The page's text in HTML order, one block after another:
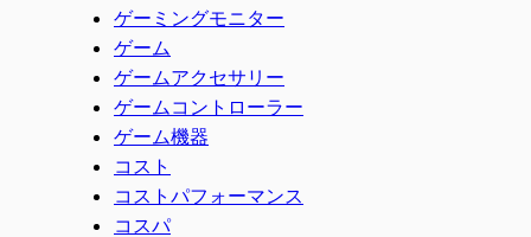
ゲーミングモニター
ゲーム
ゲームアクセサリー
ゲームコントローラー
ゲーム機器
コスト
コストパフォーマンス
コスパ